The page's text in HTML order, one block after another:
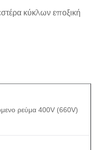
κύκλων εποξική
ρεύμα 400V (660V)